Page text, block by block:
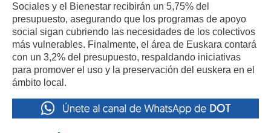
Sociales y el Bienestar recibirán un 5,75% del
presupuesto, asegurando que los programas de apoyo
social sigan cubriendo las necesidades de los colectivos
más vulnerables. Finalmente, el área de Euskara contará
con un 3,2% del presupuesto, respaldando iniciativas
para promover el uso y la preservación del euskera en el
ámbito local.